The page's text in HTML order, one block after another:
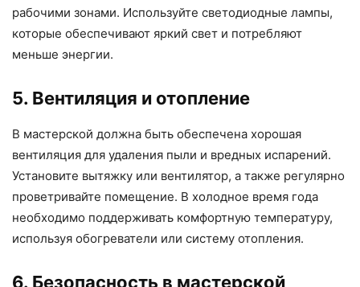
рабочими зонами. Используйте светодиодные лампы,
которые обеспечивают яркий свет и потребляют
меньше энергии.
5. Вентиляция и отопление
В мастерской должна быть обеспечена хорошая
вентиляция для удаления пыли и вредных испарений.
Установите вытяжку или вентилятор, а также регулярно
проветривайте помещение. В холодное время года
необходимо поддерживать комфортную температуру,
используя обогреватели или систему отопления.
6. Безопасность в мастерской